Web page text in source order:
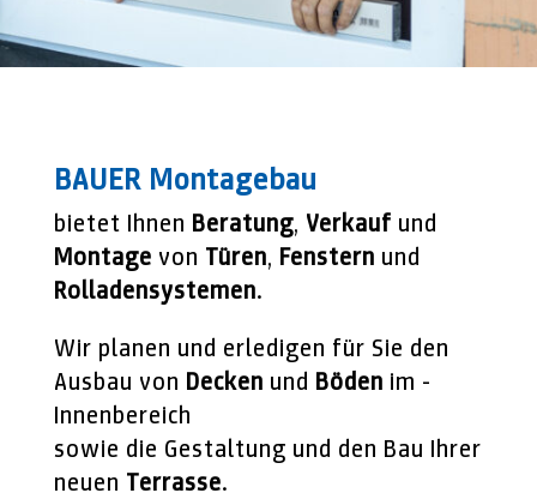
BAUER Montagebau
bietet Ihnen ­Beratung, ­Verkauf und
Montage von Türen, Fenstern und
Rolladensystemen.
Wir planen und erledigen für Sie den
Ausbau von Decken und Böden im ­
Innenbereich
sowie die Gestaltung und den Bau Ihrer
neuen Terrasse.